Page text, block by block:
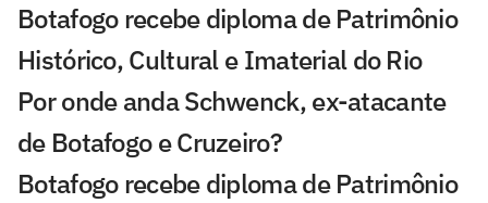
Botafogo recebe diploma de Patrimônio
Histórico, Cultural e Imaterial do Rio
Por onde anda Schwenck, ex-atacante
de Botafogo e Cruzeiro?
Botafogo recebe diploma de Patrimônio